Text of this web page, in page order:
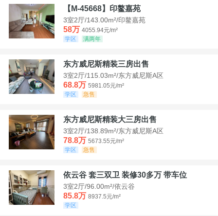
【M-45668】印鳌嘉苑
3室2厅/143.00m²/印鳌嘉苑
58万 4055.94元/m²
学区
满两年
东方威尼斯精装三房出售
3室2厅/115.03m²/东方威尼斯A区
68.8万 5981.05元/m²
学区
急售
东方威尼斯精装大三房出售
3室2厅/138.89m²/东方威尼斯A区
78.8万 5673.55元/m²
学区
急售
依云谷 套三双卫 装修30多万 带车位
3室2厅/96.00m²/依云谷
85.8万 8937.5元/m²
学区